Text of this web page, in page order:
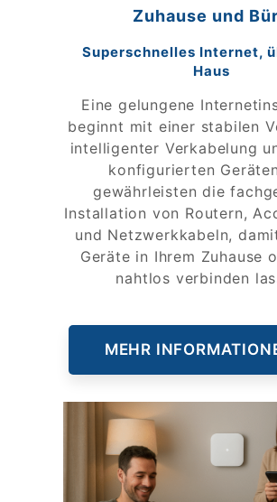
Superschnelles Internet,
Haus
Zuhause und
Eine gelungene
beginnt mit einer stabilen
intelligenter Verkabelung
konfigurierten
gewährleisten die
Installation von Routern,
und Netzwerkkabeln,
Geräte in Ihrem Zuhause
nahtlos verbinden
MEHR